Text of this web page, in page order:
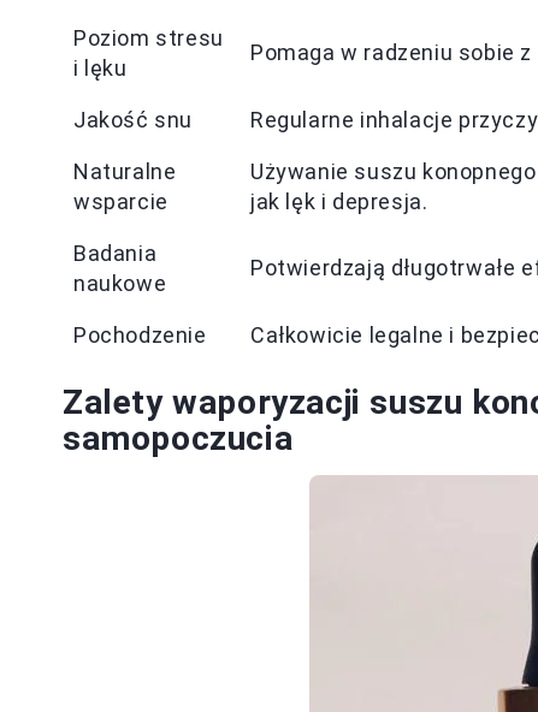
Poziom stresu
i lęku
Pomaga w radzeniu sobie
Jakość snu Regularne inhalacje
Naturalne
wsparcie
Używanie suszu
jak lęk i depresja.
Badania
naukowe
Potwierdzają długotrwałe
Pochodzenie Całkowicie legalne i
Zalety waporyzacji suszu
samopoczucia